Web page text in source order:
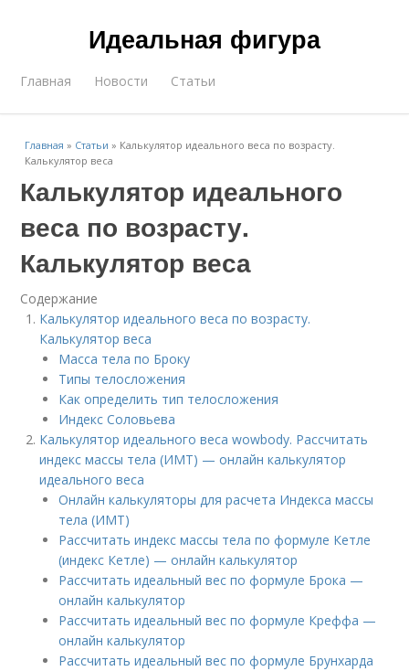
Идеальная фигура
Главная Новости Статьи
Главная » Статьи » Калькулятор идеального веса по возрасту.
Калькулятор веса
Калькулятор идеального
веса по возрасту.
Калькулятор веса
Содержание
Калькулятор идеального веса по возрасту.
Калькулятор веса
Масса тела по Броку
Типы телосложения
Как определить тип телосложения
Индекс Соловьева
Калькулятор идеального веса wowbody. Рассчитать
индекс массы тела (ИМТ) — онлайн калькулятор
идеального веса
Онлайн калькуляторы для расчета Индекса массы
тела (ИМТ)
Рассчитать индекс массы тела по формуле Кетле
(индекс Кетле) — онлайн калькулятор
Рассчитать идеальный вес по формуле Брока —
онлайн калькулятор
Рассчитать идеальный вес по формуле Креффа —
онлайн калькулятор
Рассчитать идеальный вес по формуле Брунхарда